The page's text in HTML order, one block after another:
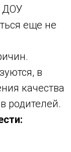
ДОУ
еще не
в
качества
родителей.